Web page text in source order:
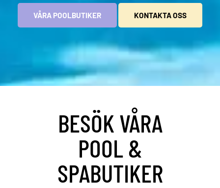
VÅRA POOLBUTIKER KONTAKTA OSS
BESÖK VÅRA
POOL &
SPABUTIKER